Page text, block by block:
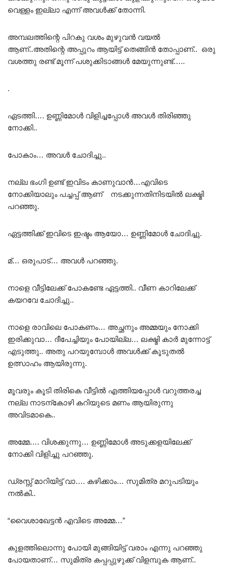
വെള്ളം ഇല്ലാ എന്ന് അവൾക്ക് തോന്നി.
അമ്പലത്തിന്റെ പിറകു വശം മുഴുവൻ വയൽ
ആണ്..അതിന്റെ അപ്പുറം ആയിട്ട് തെങ്ങിൻ തോപ്പാണ്.. ഒരു
വശത്തു രണ്ട് മൂന്ന് പശുക്കിടാങ്ങൾ മേയുന്നുണ്ട്…..
.
ഏടത്തി…. ഉണ്ണിമോൾ വിളിച്ചപ്പോൾ അവൾ തിരിഞ്ഞു
നോക്കി..
പോകാം… അവൾ ചോദിച്ചു..
നല്ല ഭംഗി ഉണ്ട് ഇവിടം കാണുവാൻ…എവിടെ
നോക്കിയാലും പച്ചപ്പ് ആണ് നടക്കുന്നതിനിടയിൽ ലക്ഷ്മി
പറഞ്ഞു.
ഏട്ടത്തിക്ക് ഇവിടെ ഇഷ്ടം ആയോ… ഉണ്ണിമോൾ ചോദിച്ചു.
മ്… ഒരുപാട്… അവൾ പറഞ്ഞു.
നാളെ വീട്ടിലേക്ക് പോകണ്ടേ ഏട്ടത്തി.. വീണ കാറിലേക്ക്
കയറവേ ചോദിച്ചു..
നാളെ രാവിലെ പോകണം… അച്ഛനും അമ്മയും നോക്കി
ഇരിക്കുവാ… ദീപേച്ചിയും പോയില്ല… ലക്ഷ്മി കാർ മുന്നോട്ട്
എടുത്തു.. അതു പറയുമ്പോൾ അവൾക്ക് കൂടുതൽ
ഉത്സാഹം ആയിരുന്നു.
മൂവരും കൂടി തിരികെ വീട്ടിൽ എത്തിയപ്പോൾ വറുത്തരച്ച
നല്ല നാടന്കോഴി കറിയുടെ മണം ആയിരുന്നു
അവിടമാകെ..
അമ്മേ…. വിശക്കുന്നു… ഉണ്ണിമോൾ അടുക്കളയിലേക്ക്
നോക്കി വിളിച്ചു പറഞ്ഞു.
ഡ്രസ്സ്‌ മാറിയിട്ട് വാ…. കഴിക്കാം… സുമിത്ര മറുപടിയും
നൽകി..
“വൈശാഖേട്ടൻ എവിടെ അമ്മേ…”
കുളത്തിലൊന്നു പോയി മുങ്ങിയിട്ട് വരാം എന്നു പറഞ്ഞു
പോയതാണ്… സുമിത്ര കപ്പപ്പുഴുക്ക് വിളമ്പുക ആണ്..